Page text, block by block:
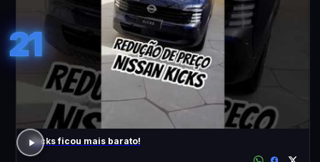
21
Kicks ficou mais barato!